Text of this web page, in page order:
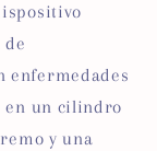
enfermedades
en un cilindro
y una